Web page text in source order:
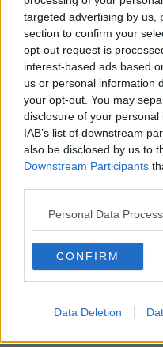
targeted advertising by us,
section to confirm your
opt-out request is
interest-based ads based
us or personal information
your opt-out. You may
disclosure of your
IAB’s list of downstream
also be disclosed by us to
Downstream Participants
Personal Data
CONFIRM
Data Deletion
Sono quelli che combattono
trova in difficoltà, che ci sono
Del resto, siamo nella
pensare che l’esempio più
sia rappresentato proprio da
credente, il primo partigiano
Franco Bonciani
Se vuoi leggere le notizie
alle 20:00 direttamente nella
Basta cliccareQUI
Ti potrebbe interessare